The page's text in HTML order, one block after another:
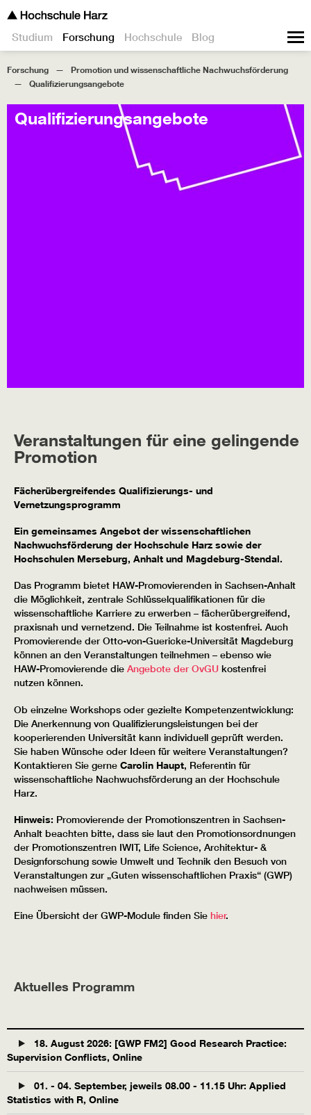
Studium Forschung Hochschule Blog
Forschung
Promotion und wissenschaftliche Nachwuchsförderung
Qualifizierungsangebote
Qualifizierungsangebote
Veranstaltungen für eine gelingende
Promotion
Fächerübergreifendes Qualifizierungs- und
Vernetzungsprogramm
Ein gemeinsames Angebot der wissenschaftlichen
Nachwuchsförderung der Hochschule Harz sowie der
Hochschulen Merseburg, Anhalt und Magdeburg-Stendal.
Das Programm bietet HAW-Promovierenden in Sachsen-Anhalt
die Möglichkeit, zentrale Schlüsselqualifikationen für die
wissenschaftliche Karriere zu erwerben – fächerübergreifend,
praxisnah und vernetzend. Die Teilnahme ist kostenfrei. Auch
Promovierende der Otto-von-Guericke-Universität Magdeburg
können an den Veranstaltungen teilnehmen – ebenso wie
HAW-Promovierende die Angebote der OvGU kostenfrei
nutzen können.
Ob einzelne Workshops oder gezielte Kompetenzentwicklung:
Die Anerkennung von Qualifizierungsleistungen bei der
kooperierenden Universität kann individuell geprüft werden.
Sie haben Wünsche oder Ideen für weitere Veranstaltungen?
Kontaktieren Sie gerne Carolin Haupt, Referentin für
wissenschaftliche Nachwuchsförderung an der Hochschule
Harz.
Hinweis: Promovierende der Promotionszentren in Sachsen-
Anhalt beachten bitte, dass sie laut den Promotionsordnungen
der Promotionszentren IWIT, Life Science, Architektur- &
Designforschung sowie Umwelt und Technik den Besuch von
Veranstaltungen zur „Guten wissenschaftlichen Praxis“ (GWP)
nachweisen müssen.
Eine Übersicht der GWP-Module finden Sie hier.
Aktuelles Programm
18. August 2026: [GWP FM2] Good Research Practice:
Supervision Conflicts, Online
01. - 04. September, jeweils 08.00 - 11.15 Uhr: Applied
Statistics with R, Online